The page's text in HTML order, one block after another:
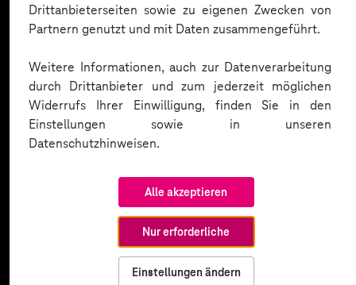
Drittanbieterseiten sowie zu eigenen Zwecken von
Partnern genutzt und mit Daten zusammengeführt.
Weitere Informationen, auch zur Datenverarbeitung
durch Drittanbieter und zum jederzeit möglichen
Widerrufs Ihrer Einwilligung, finden Sie in den
Einstellungen sowie in unseren
Datenschutzhinweisen.
Alle akzeptieren
Nur erforderliche
Einstellungen ändern